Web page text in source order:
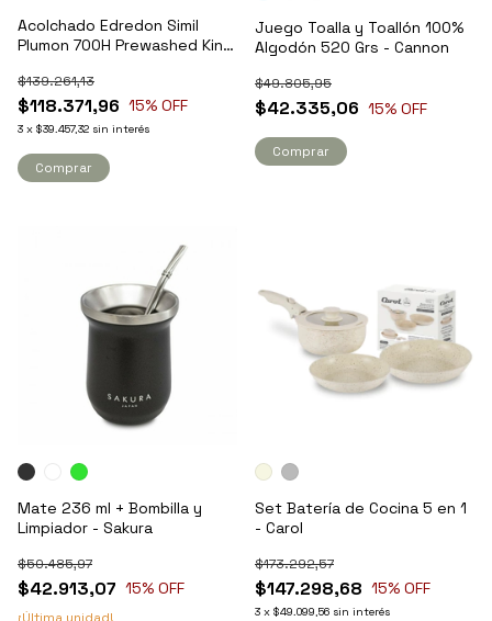
Acolchado Edredon Simil
Plumon 700H Prewashed King
$118.371,96
$139.261,13
15% OFF
3 x $39.457,32 sin interés
Comprar
Juego Toalla y Toallón 100%
Algodón 520 Grs - Cannon
$42.335,06
$49.805,95
15% OFF
Comprar
Mate 236 ml + Bombilla y
Limpiador - Sakura
$42.913,07
$50.485,97
15% OFF
Set Batería de Cocina 5 en 1
- Carol
$147.298,68
$173.292,57
15% OFF
3 x $49.099,56 sin interés